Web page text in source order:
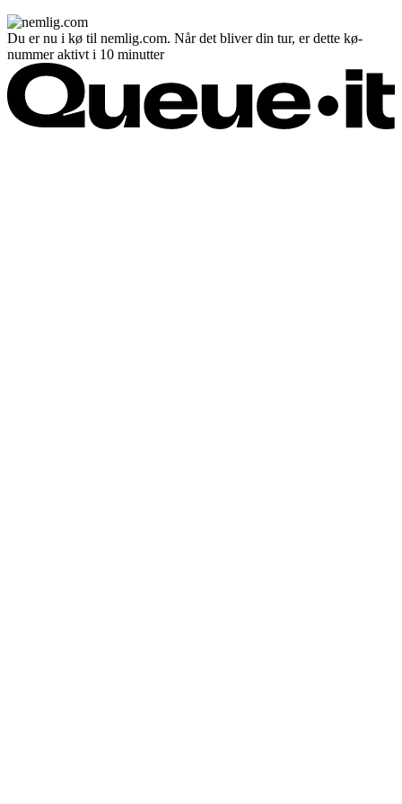
Du er nu i kø til nemlig.com. Når det bliver din tur, er dette kø-
nummer aktivt i 10 minutter